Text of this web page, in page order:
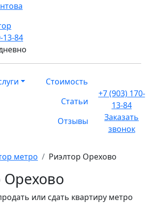
13-84
Стоимость
Статьи
Отзывы
+7 (903) 170-
13-84
Заказать
звонок
метро Риэлтор Орехово
Орехово
или сдать квартиру метро